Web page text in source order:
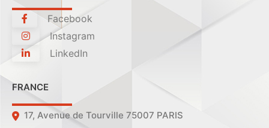
Facebook
Instagram
LinkedIn
FRANCE
17, Avenue de Tourville 75007 PARIS